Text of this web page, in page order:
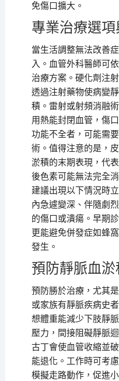
免傷口擴大。
專業治療選
當生活調整無法改善
入。血管外科醫師可
治療方案。硬化劑注
透過注射藥物使病變
積。雷射或射頻消融
用熱能封閉血管，傷
功能不全者，可能需
術。值得注意的是，
淤積的末期表現，代
後色素可能無法完全
建議出現以下情況時
內急遽變深、伴隨劇
的傷口或潰瘍。早期
更能避免併發症如蜂
發生。
預防靜脈血
預防勝於治療，尤其
或家族有靜脈疾病史
想體重能減少下肢靜
壓力，間接阻礙靜脈
古丁會使血管收縮並
能退化。工作時可考
模擬走路動作，促進